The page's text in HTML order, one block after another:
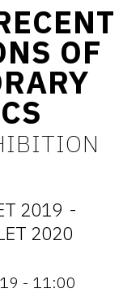
OF
2019 -
2020
- 11:00